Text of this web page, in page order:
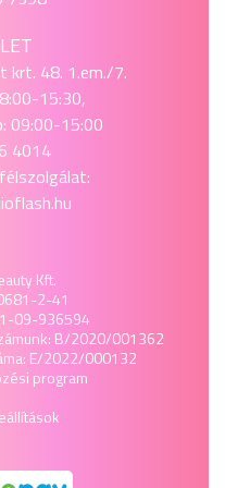
megjeleníteni.
, amelyen a
sikerét azzal,
saját csatornáidon
hosszabbított
készülni. (
a helyszínen.)
más
krt. 48. 1.em./7.
15:30,
09:00-15:00
4014
Kft.
2-41
09-936594
B/2020/001362
E/2022/000132
program